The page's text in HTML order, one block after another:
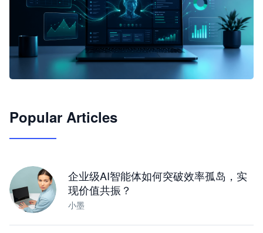
JimoClaw 桌面 AI Agent 工作台
Popular Articles
企业级AI智能体如何突破效率孤岛，实
现价值共振？
小墨